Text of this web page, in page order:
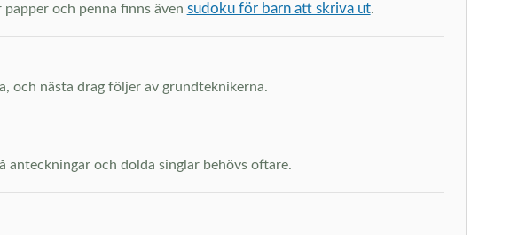
och penna finns även sudoku för barn att skriva ut.
och nästa drag följer av grundteknikerna.
anteckningar och dolda singlar behövs oftare.